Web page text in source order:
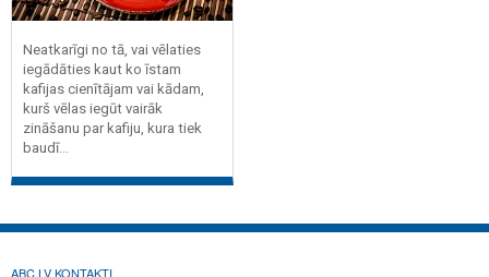
Neatkarīgi no tā, vai vēlaties
iegādāties kaut ko īstam
kafijas cienītājam vai kādam,
kurš vēlas iegūt vairāk
zināšanu par kafiju, kura tiek
baudī...
ABC.LV KONTAKTI